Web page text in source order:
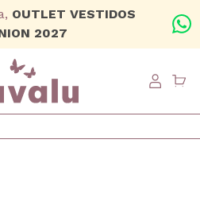
OUTLET VESTIDOS
2027